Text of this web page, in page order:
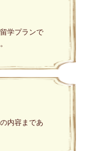
学プランで
内容まであ